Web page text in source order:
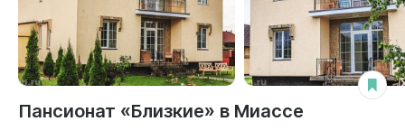
Пансионат «Близкие» в Миассе